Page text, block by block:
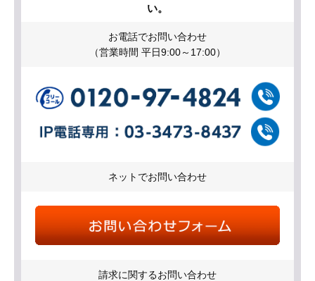
い。
お電話でお問い合わせ
（営業時間 平日9:00～17:00）
ネットでお問い合わせ
請求に関するお問い合わせ